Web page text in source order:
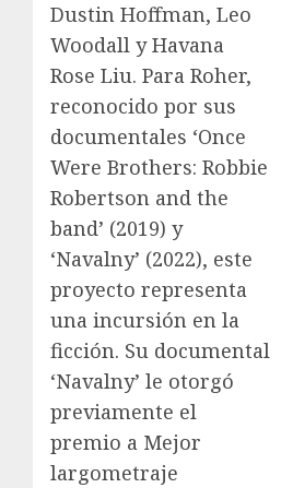
Dustin Hoffman, Leo
Woodall y Havana
Rose Liu. Para Roher,
reconocido por sus
documentales ‘Once
Were Brothers: Robbie
Robertson and the
band’ (2019) y
‘Navalny’ (2022), este
proyecto representa
una incursión en la
ficción. Su documental
‘Navalny’ le otorgó
previamente el
premio a Mejor
largometraje